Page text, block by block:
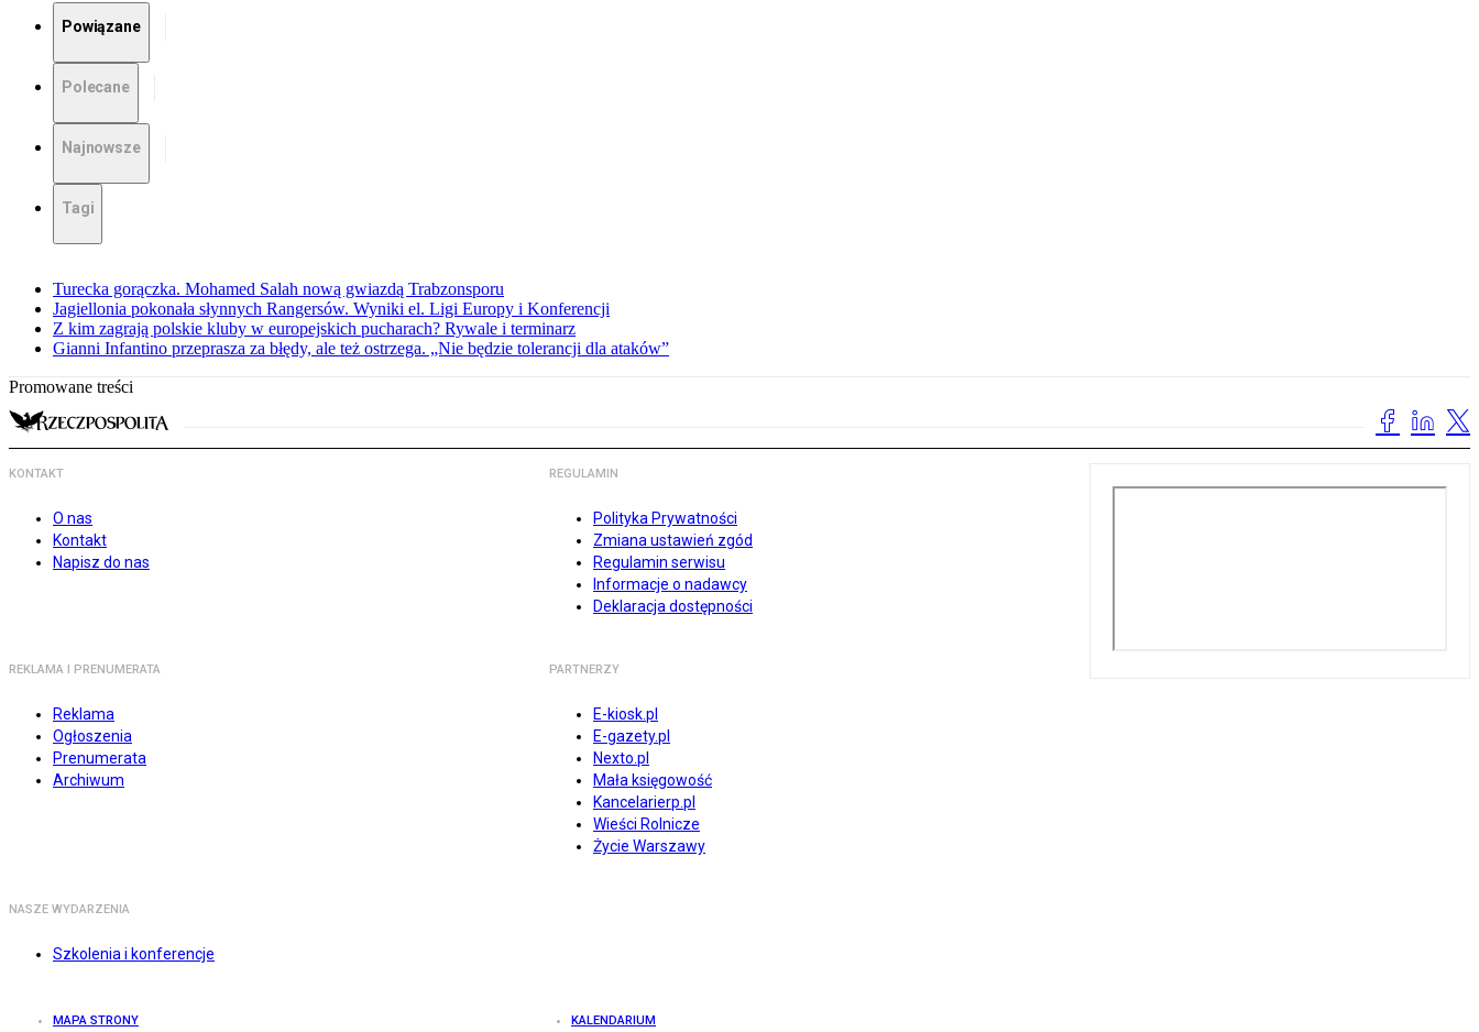
Powiązane
Polecane
Najnowsze
Tagi
Turecka gorączka. Mohamed Salah nową gwiazdą Trabzonsporu
Jagiellonia pokonała słynnych Rangersów. Wyniki el. Ligi Europy i Konferencji
Z kim zagrają polskie kluby w europejskich pucharach? Rywale i terminarz
Gianni Infantino przeprasza za błędy, ale też ostrzega. „Nie będzie tolerancji dla ataków”
Promowane treści
KONTAKT
O nas
Kontakt
Napisz do nas
REGULAMIN
Polityka Prywatności
Zmiana ustawień zgód
Regulamin serwisu
Informacje o nadawcy
Deklaracja dostępności
REKLAMA I PRENUMERATA
Reklama
Ogłoszenia
Prenumerata
Archiwum
PARTNERZY
E-kiosk.pl
E-gazety.pl
Nexto.pl
Mała księgowość
Kancelarierp.pl
Wieści Rolnicze
Życie Warszawy
NASZE WYDARZENIA
Szkolenia i konferencje
MAPA STRONY KALENDARIUM